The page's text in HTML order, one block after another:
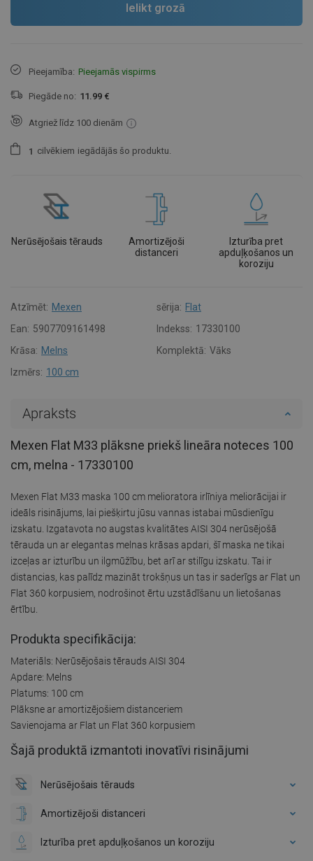
Ielikt grozā
Pieejamība: Pieejamās vispirms
Piegāde no: 11.99 €
Atgriež līdz 100 dienām
1 cilvēkiem iegādājās šo produktu.
Nerūsējošais tērauds
Amortizējoši
distanceri
Izturība pret
apduļķošanos un
koroziju
Atzīmēt: Mexen sērija: Flat
Ean: 5907709161498 Indekss: 17330100
Krāsa: Melns Komplektā: Vāks
Izmērs: 100 cm
Apraksts
Mexen Flat M33 plāksne priekš lineāra noteces 100
cm, melna - 17330100
Mexen Flat M33 maska 100 cm melioratora irlīniya meliorācijai ir
ideāls risinājums, lai piešķirtu jūsu vannas istabai mūsdienīgu
izskatu. Izgatavota no augstas kvalitātes AISI 304 nerūsējošā
tērauda un ar elegantas melnas krāsas apdari, šī maska ne tikai
izceļas ar izturību un ilgmūžību, bet arī ar stilīgu izskatu. Tai ir
distancias, kas palīdz mazināt trokšņus un tas ir saderīgs ar Flat un
Flat 360 korpusiem, nodrošinot ērtu uzstādīšanu un lietošanas
ērtību.
Produkta specifikācija:
Materiāls: Nerūsējošais tērauds AISI 304
Apdare: Melns
Platums: 100 cm
Plāksne ar amortizējošiem distanceriem
Savienojama ar Flat un Flat 360 korpusiem
Šajā produktā izmantoti inovatīvi risinājumi
Nerūsējošais tērauds
Amortizējoši distanceri
Izturība pret apduļķošanos un koroziju